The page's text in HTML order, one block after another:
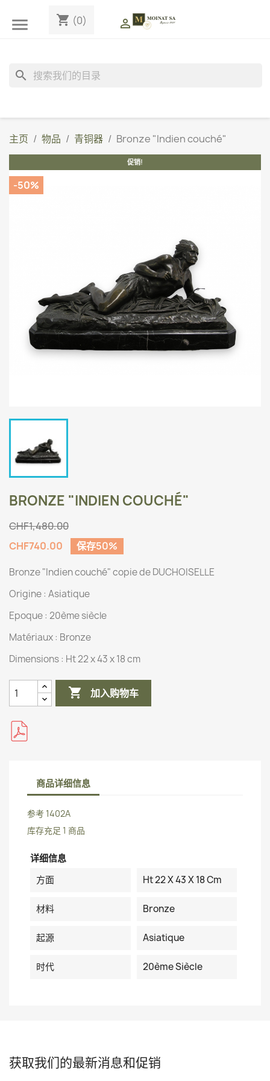
 shopping_cart (0) 
search
主页 物品 青铜器 Bronze "Indien couché"
促销!
-50%
BRONZE "INDIEN COUCHÉ"
CHF1,480.00
CHF740.00
保存50%
Bronze "Indien couché" copie de DUCHOISELLE
Origine : Asiatique
Epoque : 20ème siècle
Matériaux : Bronze
Dimensions : Ht 22 x 43 x 18 cm
 加入购物车
商品详细信息
参考 1402A
库存充足 1 商品
详细信息
方面
Ht 22 X 43 X 18 Cm
材料 Bronze
起源 Asiatique
时代 20ème Siècle
获取我们的最新消息和促销